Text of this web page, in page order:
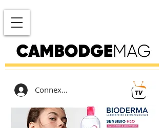
Connexion